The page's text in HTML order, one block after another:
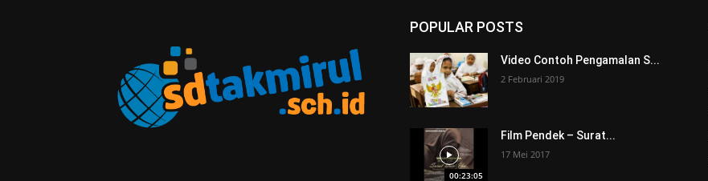
POPULAR POSTS
Video Contoh Pengamalan S...
2 Februari 2019
00:23:05
Film Pendek – Surat...
17 Mei 2017